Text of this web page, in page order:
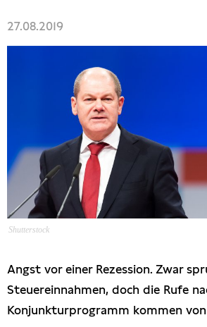
Interviews
Presseschau
Publikationen
Anfragen (Archivseite)
27.08.2019
Shutterstock
Angst vor einer Rezession. Zwar
Steuereinnahmen, doch die Rufe
Konjunkturprogramm kommen von